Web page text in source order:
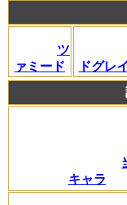
ツ
ァミード
ドグレ
キャラ